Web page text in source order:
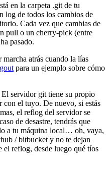
en la carpeta .git de tu
log de todos los cambios de
Cada vez que cambias de
pull o un cherry-pick (entre
pasado.
atrás cuando la lías
para un ejemplo sobre cómo
servidor git tiene su propio
el tuyo. De nuevo, si estás
el reflog del servidor se
de desastre, tendrás que
a tu máquina local… oh, vaya,
/ bitbucket y no te dejan
el reflog, desde luego qué tíos